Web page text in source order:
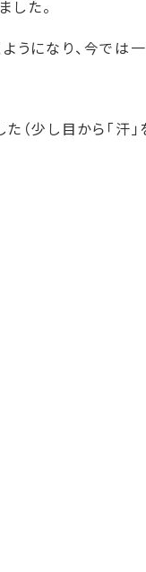
た。
うになり、今では一
（少し目から「汗」